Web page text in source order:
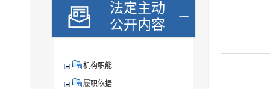
法定主动
公开内容
机构职能
履职依据